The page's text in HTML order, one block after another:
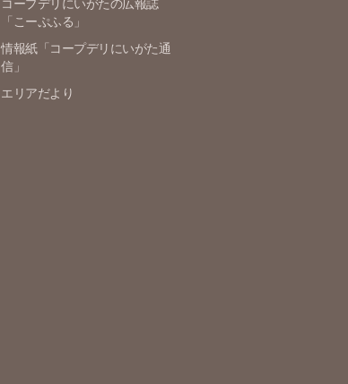
コープデリにいがたの広報誌
「こーぷふる」
情報紙「コープデリにいがた通
信」
エリアだより